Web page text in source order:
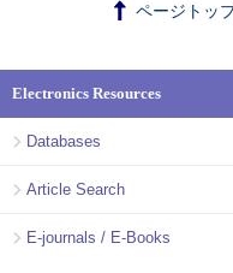
ページトッ
Electronics Resources
Databases
Article Search
E-journals / E-Books